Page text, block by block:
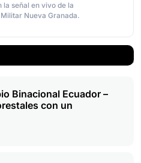
señal en vivo de la
Nueva Granada.
Binacional Ecuador –
con un